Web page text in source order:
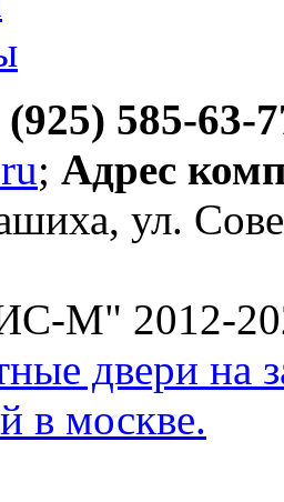
(925) 585-63-
; Адрес
ул.
М" 2012-
двери на
в москве.